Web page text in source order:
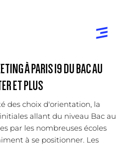
À PARIS 19 DU BAC AU
ET PLUS
des choix d'orientation, la
allant du niveau Bac au
par les nombreuses écoles
à se positionner. Les